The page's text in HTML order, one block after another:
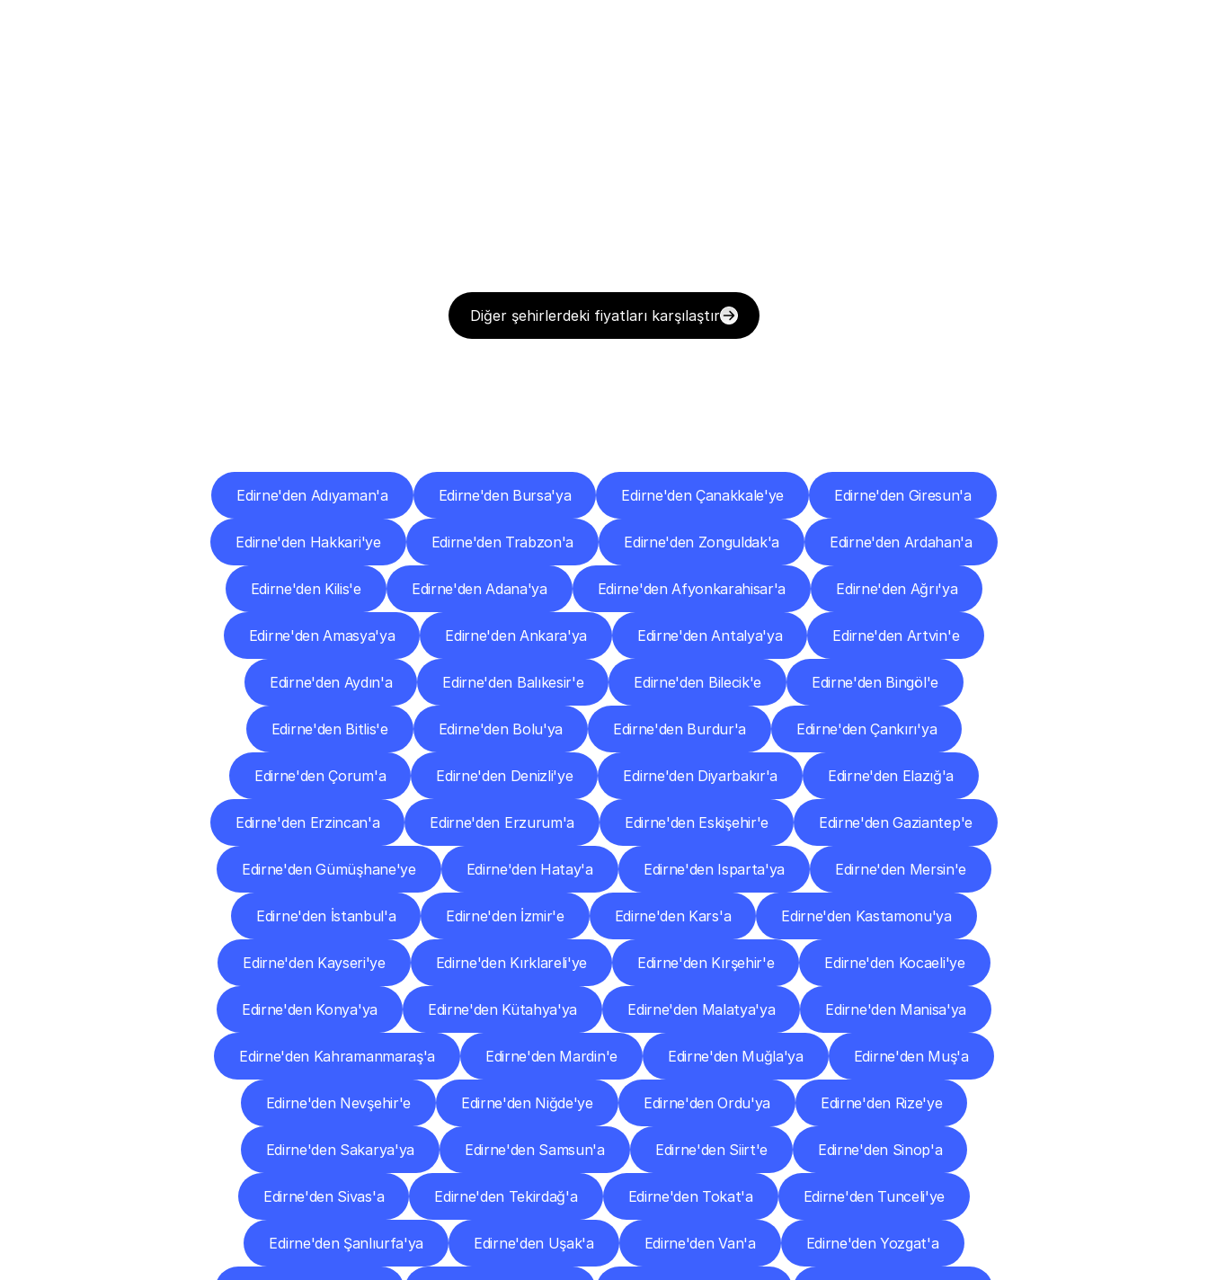
Diğer şehirlerdeki fiyatları karşılaştır
Edirne'den Adıyaman'a Edirne'den Bursa'ya Edirne'den Çanakkale'ye Edirne'den Giresun'a
Edirne'den Hakkari'ye Edirne'den Trabzon'a Edirne'den Zonguldak'a Edirne'den Ardahan'a
Edirne'den Kilis'e Edirne'den Adana'ya Edirne'den Afyonkarahisar'a Edirne'den Ağrı'ya
Edirne'den Amasya'ya Edirne'den Ankara'ya Edirne'den Antalya'ya Edirne'den Artvin'e
Edirne'den Aydın'a Edirne'den Balıkesir'e Edirne'den Bilecik'e Edirne'den Bingöl'e
Edirne'den Bitlis'e Edirne'den Bolu'ya Edirne'den Burdur'a Edirne'den Çankırı'ya
Edirne'den Çorum'a Edirne'den Denizli'ye Edirne'den Diyarbakır'a Edirne'den Elazığ'a
Edirne'den Erzincan'a Edirne'den Erzurum'a Edirne'den Eskişehir'e Edirne'den Gaziantep'e
Edirne'den Gümüşhane'ye Edirne'den Hatay'a Edirne'den Isparta'ya Edirne'den Mersin'e
Edirne'den İstanbul'a Edirne'den İzmir'e Edirne'den Kars'a Edirne'den Kastamonu'ya
Edirne'den Kayseri'ye Edirne'den Kırklareli'ye Edirne'den Kırşehir'e Edirne'den Kocaeli'ye
Edirne'den Konya'ya Edirne'den Kütahya'ya Edirne'den Malatya'ya Edirne'den Manisa'ya
Edirne'den Kahramanmaraş'a Edirne'den Mardin'e Edirne'den Muğla'ya Edirne'den Muş'a
Edirne'den Nevşehir'e Edirne'den Niğde'ye Edirne'den Ordu'ya Edirne'den Rize'ye
Edirne'den Sakarya'ya Edirne'den Samsun'a Edirne'den Siirt'e Edirne'den Sinop'a
Edirne'den Sivas'a Edirne'den Tekirdağ'a Edirne'den Tokat'a Edirne'den Tunceli'ye
Edirne'den Şanlıurfa'ya Edirne'den Uşak'a Edirne'den Van'a Edirne'den Yozgat'a